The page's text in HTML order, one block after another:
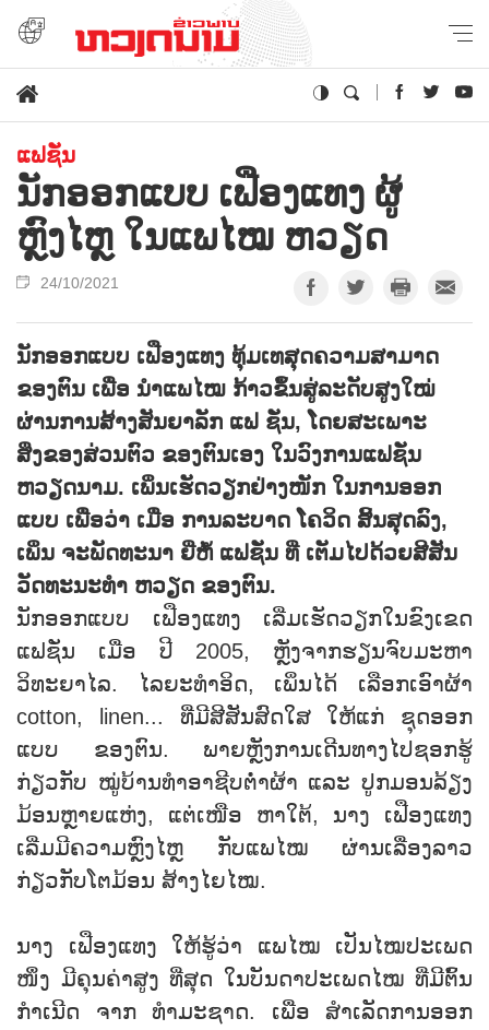
ແຟຊັ່ນ
ນັກອອກແບບ ເຟືອງແທງ ຜູ້
ຫຼົງໄຫຼ ໃນແພໄໝ ຫວຽດ
24/10/2021
ນັກອອກແບບ ເຟືອງແທງ ທຸ້ມເທສຸດຄວາມສາມາດ
ຂອງຕົນ ເພື່ອ ນຳແພໄໝ ກ້າວຂຶ້ນສູ່ລະດັບສູງໃໝ່
ຜ່ານການສ້າງສັນຍາລັກ ແຟ ຊັ່ນ, ໂດຍສະເພາະ
ສິ່ງຂອງສ່ວນຕົວ ຂອງຕົນເອງ ໃນວົງການແຟຊັ່ນ
ຫວຽດນາມ. ເພິ່ນເຮັດວຽກຢ່າງໜັກ ໃນການອອກ
ແບບ ເພື່ອວ່າ ເມື່ອ ການລະບາດ ໂຄວິດ ສິ້ນສຸດລົງ,
ເພິ່ນ ຈະພັດທະນາ ຍີ່ຫໍ້ ແຟຊັ່ນ ທ່ີ ເຕັມໄປດ້ວຍສີສັນ
ວັດທະນະທຳ ຫວຽດ ຂອງຕົນ.
ນັກອອກແບບ ເຟືອງແທງ ເລີ່ມເຮັດວຽກໃນຂົງເຂດ
ແຟຊັ່ນ ເມື່ອ ປີ 2005, ຫຼັງຈາກຮຽນຈົບມະຫາ
ວິທະຍາໄລ. ໄລຍະທຳອິດ, ເພິ່ນໄດ້ ເລືອກເອົາຜ້າ
cotton, linen... ທ່ີມີສີສັນສົດໃສ ໃຫ້ແກ່ ຊຸດອອກ
ແບບ ຂອງຕົນ. ພາຍຫຼັງການເດີນທາງໄປຊອກຮູ້
ກ່ຽວກັບ ໝູ່ບ້ານທຳອາຊີບຕໍ່າຜ້າ ແລະ ປູກມອນລ້ຽງ
ມ້ອນຫຼາຍແຫ່ງ, ແຕ່ເໜືອ ຫາໃຕ້, ນາງ ເຟືອງແທງ
ເລີ່ມມີຄວາມຫຼົງໄຫຼ ກັບແພໄໝ ຜ່ານເລື່ອງລາວ
ກ່ຽວກັບໂຕມ້ອນ ສ້າງໄຍໄໝ.
ນາງ ເຟືອງແທງ ໃຫ້ຮູ້ວ່າ ແພໄໝ ເປັນໄໝປະເພດ
ໜຶ່ງ ມີຄຸນຄ່າສູງ ທີ່ສຸດ ໃນບັນດາປະເພດໄໝ ທີ່ມີຕົ້ນ
ກຳເນີດ ຈາກ ທຳມະຊາດ. ເພື່ອ ສຳເລັດການອອກ